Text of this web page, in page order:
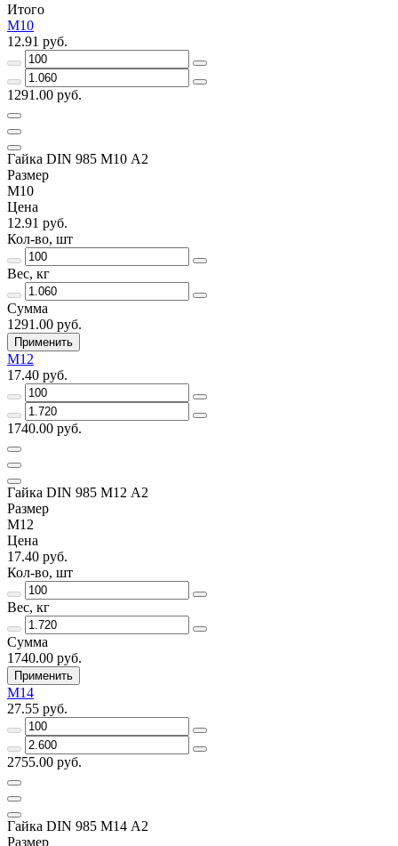
Итого
М10
12.91 руб.
1291.00 руб.
Гайка DIN 985 М10 А2
Размер
М10
Цена
12.91 руб.
Кол-во, шт
Вес, кг
Сумма
1291.00 руб.
Применить
М12
17.40 руб.
1740.00 руб.
Гайка DIN 985 М12 А2
Размер
М12
Цена
17.40 руб.
Кол-во, шт
Вес, кг
Сумма
1740.00 руб.
Применить
М14
27.55 руб.
2755.00 руб.
Гайка DIN 985 М14 А2
Размер